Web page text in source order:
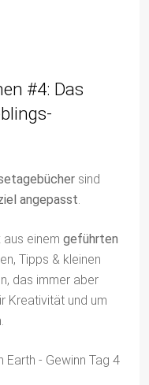
#4: Das
sind
angepasst.
aus einem geführten
Tipps & kleinen
das immer aber
Kreativität und um